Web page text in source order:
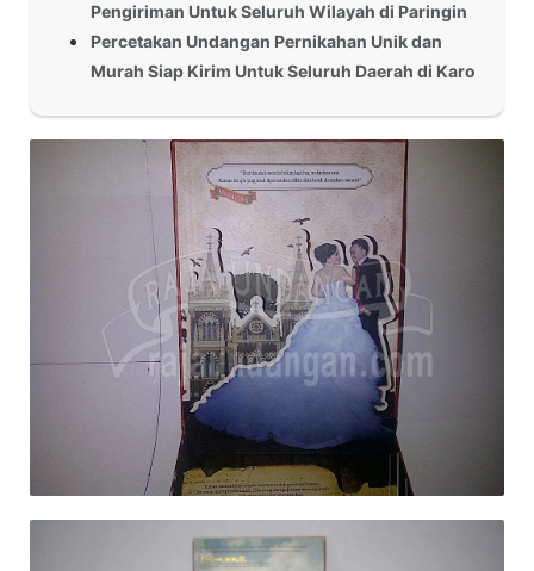
Pengiriman Untuk Seluruh Wilayah di Paringin
Percetakan Undangan Pernikahan Unik dan
Murah Siap Kirim Untuk Seluruh Daerah di Karo